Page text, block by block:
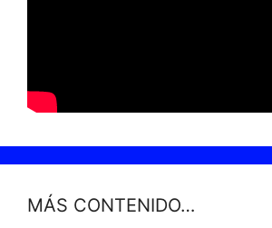
MÁS CONTENIDO…